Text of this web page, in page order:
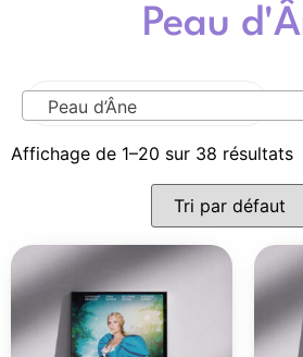
Peau
Peau d’Âne
Affichage de 1–20 sur 38 résultats